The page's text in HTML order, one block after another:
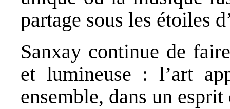
partage sous les étoiles
Sanxay continue de
et lumineuse : l’art
ensemble, dans un